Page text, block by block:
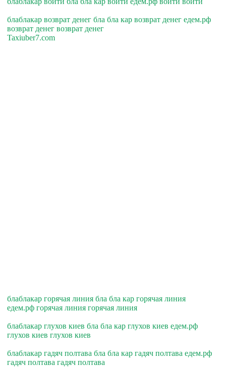
блаблакар возврат денег бла бла кар возврат денег едем.рф
возврат денег возврат денег
Taxiuber7.com
блаблакар горячая линия бла бла кар горячая линия
едем.рф горячая линия горячая линия
блаблакар глухов киев бла бла кар глухов киев едем.рф
глухов киев глухов киев
блаблакар гадяч полтава бла бла кар гадяч полтава едем.рф
гадяч полтава гадяч полтава